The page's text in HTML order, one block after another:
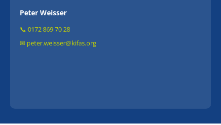
Peter Weisser
📞 0172 869 70 28
✉ peter.weisser@kifas.org